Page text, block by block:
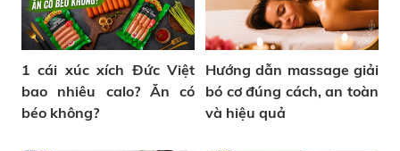
1 cái xúc xích Đức Việt
bao nhiêu calo? Ăn có
béo không?
Hướng dẫn massage giải
bó cơ đúng cách, an toàn
và hiệu quả